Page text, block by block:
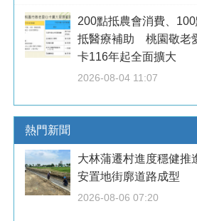
200點抵農會消費、
抵醫療補助 桃園敬老
卡116年起全面擴大
2026-08-04 11:07
熱門新聞
大林蒲遷村進度穩健
安置地街廓道路成型
2026-08-06 07:20